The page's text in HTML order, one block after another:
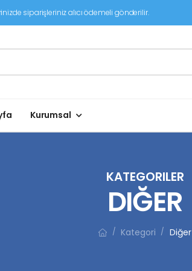
siparişleriniz alıcı ödemeli gönderilir.
Kurumsal
KATEGORILER
DIĞER
/ Kategori / Diğer